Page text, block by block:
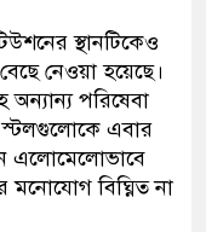
স্থানটিকেও
নেওয়া হয়েছে।
অন্যান্য পরিষেবা
স্টলগুলোকে এবার
এলোমেলোভাবে
মনোযোগ বিঘ্নিত না